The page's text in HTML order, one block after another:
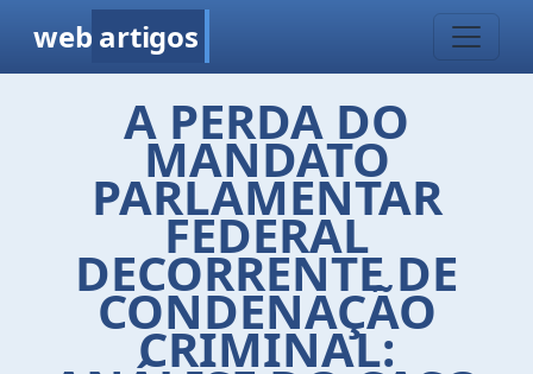
web artigos
A PERDA DO
MANDATO
PARLAMENTAR
FEDERAL
DECORRENTE DE
CONDENAÇÃO
CRIMINAL: